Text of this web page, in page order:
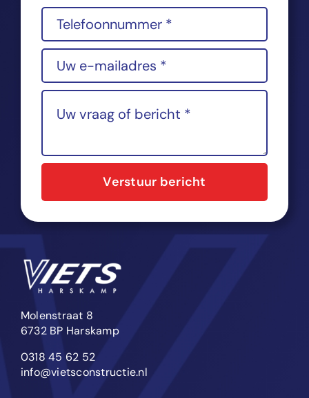
Verstuur bericht
Molenstraat 8
6732 BP Harskamp
0318 45 62 52
info@vietsconstructie.nl